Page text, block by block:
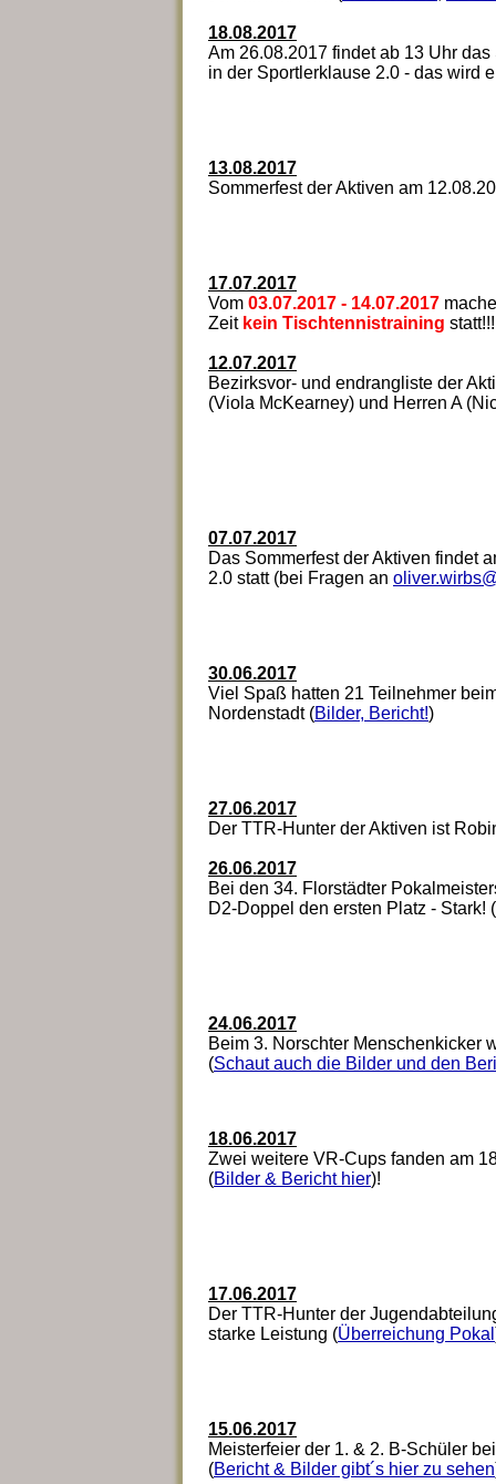
18.08.2017
Am 26.08.2017 findet ab 13 Uhr
in der Sportlerklause 2.0 - das wird
13.08.2017
Sommerfest der Aktiven am
17.07.2017
Vom 03.07.2017 - 14.07.2017
Zeit kein Tischtennistraining statt!!!
12.07.2017
Bezirksvor- und endrangliste der
(Viola McKearney) und Herren A
07.07.2017
Das Sommerfest der Aktiven findet
2.0 statt (bei Fragen an
30.06.2017
Viel Spaß hatten 21 Teilnehmer
Nordenstadt (Bilder, Bericht!)
27.06.2017
Der TTR-Hunter der Aktiven ist
26.06.2017
Bei den 34. Florstädter
D2-Doppel den ersten Platz - Stark! (
24.06.2017
Beim 3. Norschter Menschenkicker
(Schaut auch die Bilder und den
18.06.2017
Zwei weitere VR-Cups fanden am
(Bilder & Bericht hier)!
17.06.2017
Der TTR-Hunter der
starke Leistung (Überreichung Pokal
15.06.2017
Meisterfeier der 1. & 2. B-Schüler
(Bericht & Bilder gibt´s hier zu sehen